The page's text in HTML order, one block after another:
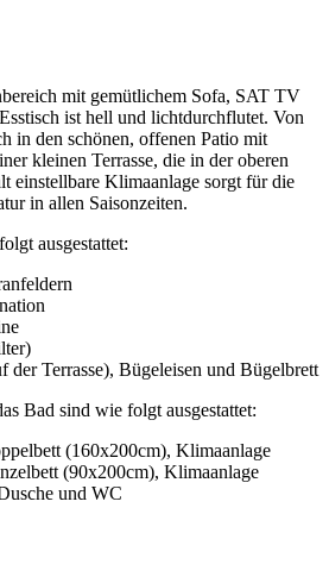
mit gemütlichem Sofa, SAT TV
ist hell und lichtdurchflutet. Von
in den schönen, offenen Patio mit
kleinen Terrasse, die in der oberen
einstellbare Klimaanlage sorgt für die
in allen Saisonzeiten.
ausgestattet:
der Terrasse), Bügeleisen und Bügelbrett
Bad sind wie folgt ausgestattet:
(160x200cm), Klimaanlage
(90x200cm), Klimaanlage
und WC